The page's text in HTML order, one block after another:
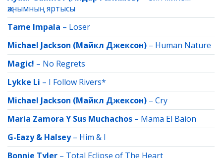
җанымның яртысы
Tame Impala – Loser
Michael Jackson (Майкл Джексон) – Human Nature
Magic! – No Regrets
Lykke Li – I Follow Rivers*
Michael Jackson (Майкл Джексон) – Cry
Maria Zamora Y Sus Muchachos – Mama El Baion
G-Eazy & Halsey– Him & I
Bonnie Tyler – Total Eclipse of The Heart